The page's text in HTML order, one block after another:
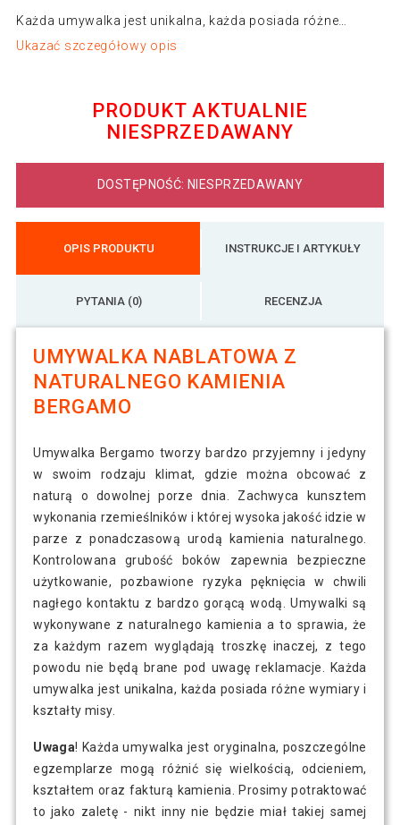
Każda umywalka jest unikalna, każda posiada różne…
Ukazać szczegółowy opis
PRODUKT AKTUALNIE
NIESPRZEDAWANY
DOSTĘPNOŚĆ: NIESPRZEDAWANY
OPIS PRODUKTU INSTRUKCJE I ARTYKUŁY
PYTANIA (0) RECENZJA
UMYWALKA NABLATOWA Z
NATURALNEGO KAMIENIA
BERGAMO
Umywalka Bergamo tworzy bardzo przyjemny i jedyny
w swoim rodzaju klimat, gdzie można obcować z
naturą o dowolnej porze dnia. Zachwyca kunsztem
wykonania rzemieślników i której wysoka jakość idzie w
parze z ponadczasową urodą kamienia naturalnego.
Kontrolowana grubość boków zapewnia bezpieczne
użytkowanie, pozbawione ryzyka pęknięcia w chwili
nagłego kontaktu z bardzo gorącą wodą. Umywalki są
wykonywane z naturalnego kamienia a to sprawia, że
za każdym razem wyglądają troszkę inaczej, z tego
powodu nie będą brane pod uwagę reklamacje. Każda
umywalka jest unikalna, każda posiada różne wymiary i
kształty misy.
Uwaga! Każda umywalka jest oryginalna, poszczególne
egzemplarze mogą różnić się wielkością, odcieniem,
kształtem oraz fakturą kamienia. Prosimy potraktować
to jako zaletę - nikt inny nie będzie miał takiej samej